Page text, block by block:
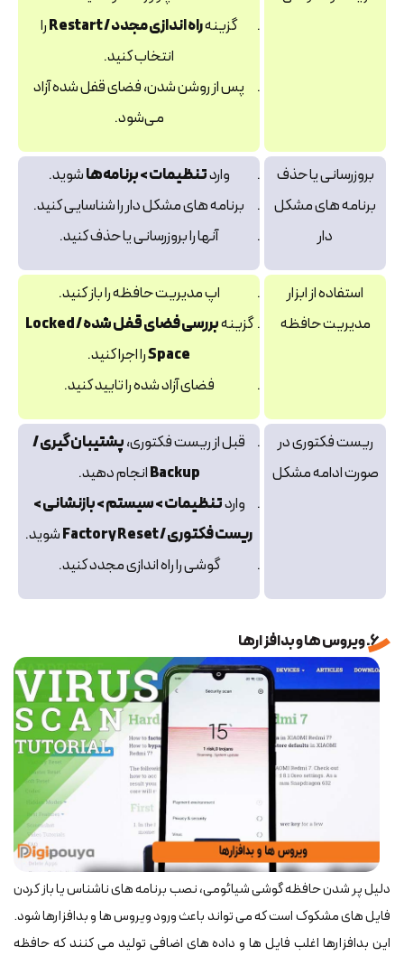
گزینهراه اندازی مجدد / Restart
را
انتخاب کنید.
پس از روشن شدن، فضای قفل شده آزاد
می‌شود.
بروزرسانی یا حذف
برنامه‌ های مشکل‌
دار
واردتنظیمات > برنامه‌هاشوید.
برنامه‌ های مشکل‌ دار را شناسایی کنید.
آنها را بروزرسانی یا حذف کنید.
استفاده از ابزار
مدیریت حافظه
اپ مدیریت حافظه را باز کنید.
گزینه
بررسی فضای قفل شده / Locked
Spaceرا اجرا کنید.
فضای آزاد شده را تایید کنید.
ریست فکتوری در
صورت ادامه مشکل
قبل از ریست فکتوری،پشتیبان‌گیری /
Backupانجام دهید.
واردتنظیمات > سیستم > بازنشانی >
ریست فکتوری / Factory Reset
شوید.
گوشی را راه‌ اندازی مجدد کنید.
6. ویروس ها و بدافزارها
دلیل پر شدن حافظه گوشی شیائومی، نصب برنامه های ناشناس یا باز کردن
فایل های مشکوک است که می تواند باعث ورود ویروس ها و بدافزارها شود.
این بدافزارها اغلب فایل ها و داده های اضافی تولید می کنند که حافظه